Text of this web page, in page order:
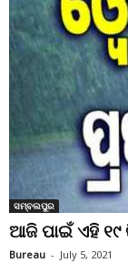
ସମ୍ବଲପୁର
ଆଜି ପାଇଁ ଏହି ୧୯
Bureau - July 5, 2021